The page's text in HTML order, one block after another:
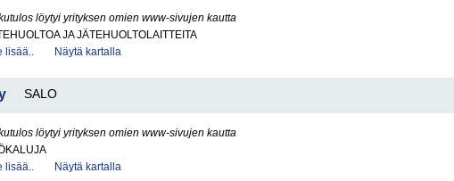
löytyi yrityksen omien www-sivujen kautta
JA JÄTEHUOLTOLAITTEITA
lisää..
Näytä kartalla
SALO
löytyi yrityksen omien www-sivujen kautta
lisää..
Näytä kartalla